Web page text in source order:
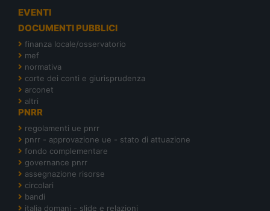
EVENTI
DOCUMENTI PUBBLICI
finanza locale/osservatorio
mef
normativa
corte dei conti e giurisprudenza
arconet
altri
PNRR
regolamenti ue pnrr
pnrr - approvazione ue - stato di attuazione
fondo complementare
governance pnrr
assegnazione risorse
circolari
bandi
italia domani - slide e relazioni